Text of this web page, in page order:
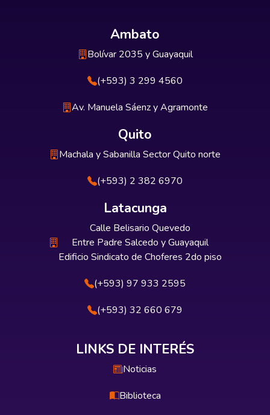
Ambato
Bolívar 2035 y Guayaquil
(+593) 3 299 4560
Av. Manuela Sáenz y Agramonte
Quito
Machala y Sabanilla Sector Quito norte
(+593) 2 382 6970
Latacunga
Calle Belisario Quevedo
Entre Padre Salcedo y Guayaquil
Edificio Sindicato de Choferes 2do piso
(+593) 97 933 2595
(+593) 32 660 679
LINKS DE INTERÉS
Noticias
Biblioteca